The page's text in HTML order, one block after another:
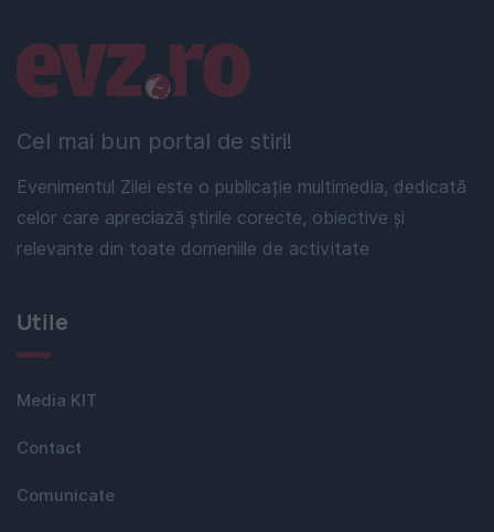
Cel mai bun portal de stiri!
Evenimentul Zilei este o publicație multimedia, dedicată
celor care apreciază știrile corecte, obiective și
relevante din toate domeniile de activitate
Linkuri utile
Utile
Media KIT
Contact
Comunicate